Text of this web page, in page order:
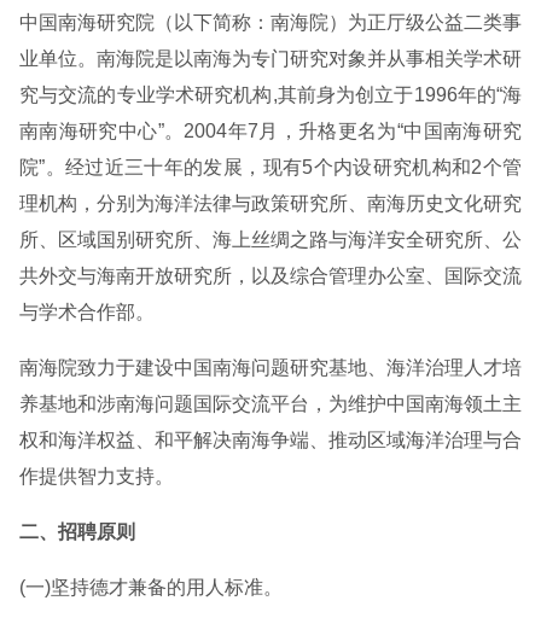
中国南海研究院（以下简称：南海院）为正厅级公益二类事
业单位。南海院是以南海为专门研究对象并从事相关学术研
究与交流的专业学术研究机构,其前身为创立于1996年的“海
南南海研究中心”。2004年7月，升格更名为“中国南海研究
院”。经过近三十年的发展，现有5个内设研究机构和2个管
理机构，分别为海洋法律与政策研究所、南海历史文化研究
所、区域国别研究所、海上丝绸之路与海洋安全研究所、公
共外交与海南开放研究所，以及综合管理办公室、国际交流
与学术合作部。
南海院致力于建设中国南海问题研究基地、海洋治理人才培
养基地和涉南海问题国际交流平台，为维护中国南海领土主
权和海洋权益、和平解决南海争端、推动区域海洋治理与合
作提供智力支持。
二、招聘原则
(一)坚持德才兼备的用人标准。